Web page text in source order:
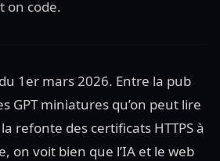
on code.
1er mars 2026. Entre la pub
GPT miniatures qu’on peut lire
refonte des certificats HTTPS à
on voit bien que l’IA et le web